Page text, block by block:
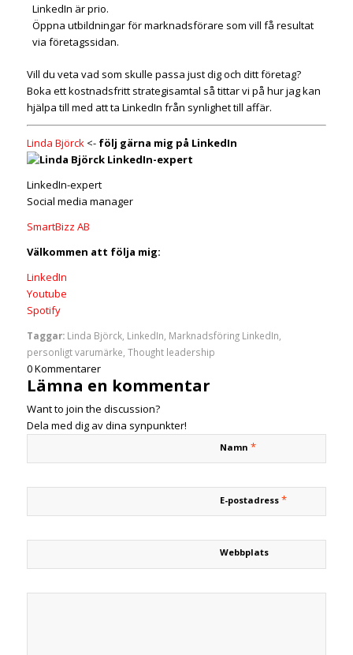
LinkedIn är prio.
Öppna utbildningar för marknadsförare som vill få resultat
via företagssidan.
Vill du veta vad som skulle passa just dig och ditt företag?
Boka ett kostnadsfritt strategisamtal så tittar vi på hur jag kan
hjälpa till med att ta LinkedIn från synlighet till affär.
Linda Björck<- följ gärna mig på LinkedIn
LinkedIn-expert
Social media manager
SmartBizz AB
Välkommen att följa mig:
LinkedIn
Youtube
Spotify
Taggar: Linda Björck, LinkedIn Marknadsföring LinkedIn
personligt varumärke Thought leadership
0Kommentarer
Lämna en kommentar
Want to join the discussion?
Dela med dig av dina synpunkter!
Namn *
E-postadress *
Webbplats